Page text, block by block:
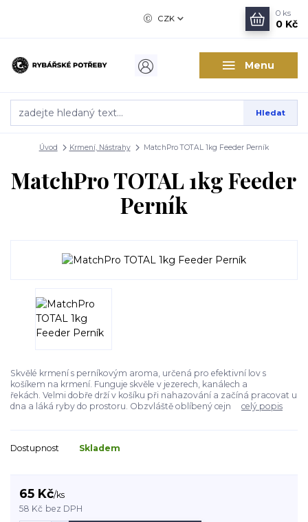
Menu
CZK
Hledat
0 ks
0 Kč
Úvod Krmení, Nástrahy MatchPro TOTAL 1kg Feeder Perník
MatchPro TOTAL 1kg Feeder
Perník
Skvělé krmení s perníkovým aroma, určená pro efektivní lov s
košíkem na krmení. Funguje skvěle v jezerech, kanálech a
řekách. Velmi dobře drží v košíku při nahazování a začíná pracovat u
dna a láká ryby do prostoru. Obzvláště oblíbený cejn celý popis
Dostupnost Skladem
65 Kč/ks
58 Kč bez DPH